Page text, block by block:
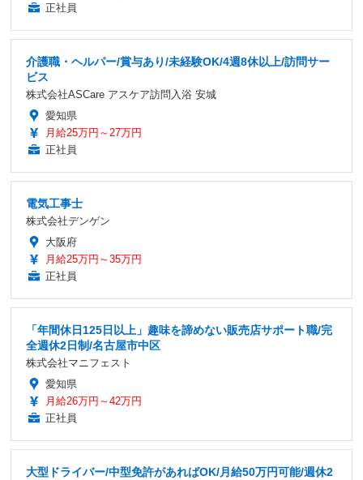
正社員
介護職・ヘルパー/賞与あり/未経験OK/4週8休以上/訪問サー
ビス
株式会社ASCare アスケア訪問入浴 安城
愛知県
月給25万円～27万円
正社員
電気工事士
株式会社デンゲン
大阪府
月給25万円～35万円
正社員
「年間休日125日以上」趣味を諦めない販売店サポート職/完
全週休2日制/名古屋市中区
株式会社マニフェスト
愛知県
月給26万円～42万円
正社員
大型ドライバー/中型免許があればOK/月給50万円可能/週休2